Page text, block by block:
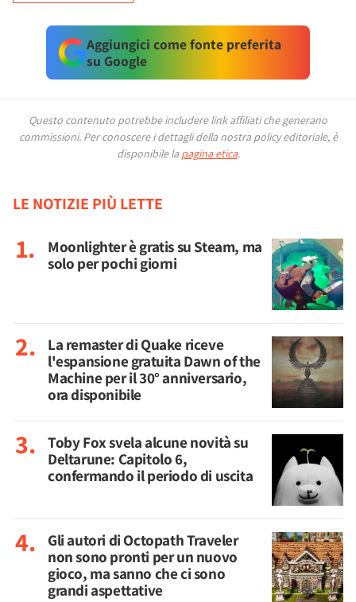
Aggiungici come fonte preferita
su Google
Questo contenuto potrebbe includere link affiliati che generano
commissioni. Per conoscere i dettagli della nostra policy editoriale, è
disponibile la pagina etica.
LE NOTIZIE PIÙ LETTE
Moonlighter è gratis su Steam, ma
solo per pochi giorni
La remaster di Quake riceve
l'espansione gratuita Dawn of the
Machine per il 30° anniversario,
ora disponibile
Toby Fox svela alcune novità su
Deltarune: Capitolo 6,
confermando il periodo di uscita
Gli autori di Octopath Traveler
non sono pronti per un nuovo
gioco, ma sanno che ci sono
grandi aspettative